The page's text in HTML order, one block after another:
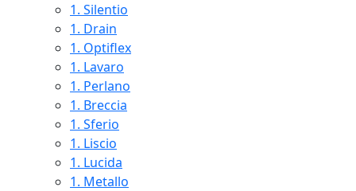
1. Silentio
1. Drain
1. Optiflex
1. Lavaro
1. Perlano
1. Breccia
1. Sferio
1. Liscio
1. Lucida
1. Metallo